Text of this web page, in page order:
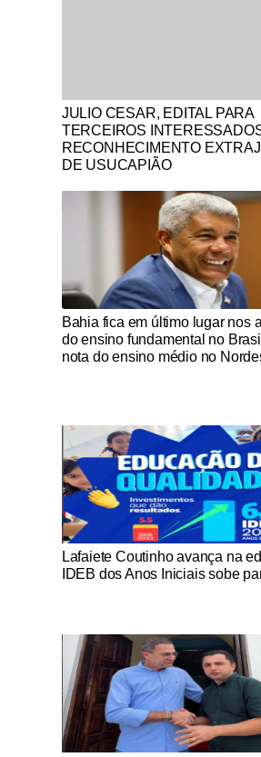
Notícias Católicas
JULIO CESAR, EDITAL PARA
TERCEIROS
RECONHECIMENTO
DE USUCAPIÃO
Notícias Católicas
Bahia fica em último lugar nos
do ensino fundamental no
nota do ensino médio no
Notícias Católicas
Lafaiete Coutinho avança na
IDEB dos Anos Iniciais sobe